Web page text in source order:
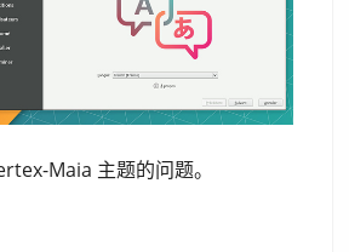
Maia 主题的问题。